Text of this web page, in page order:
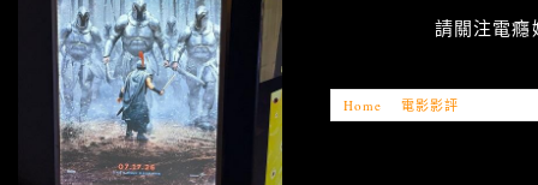
請關注電
Home 電影影評